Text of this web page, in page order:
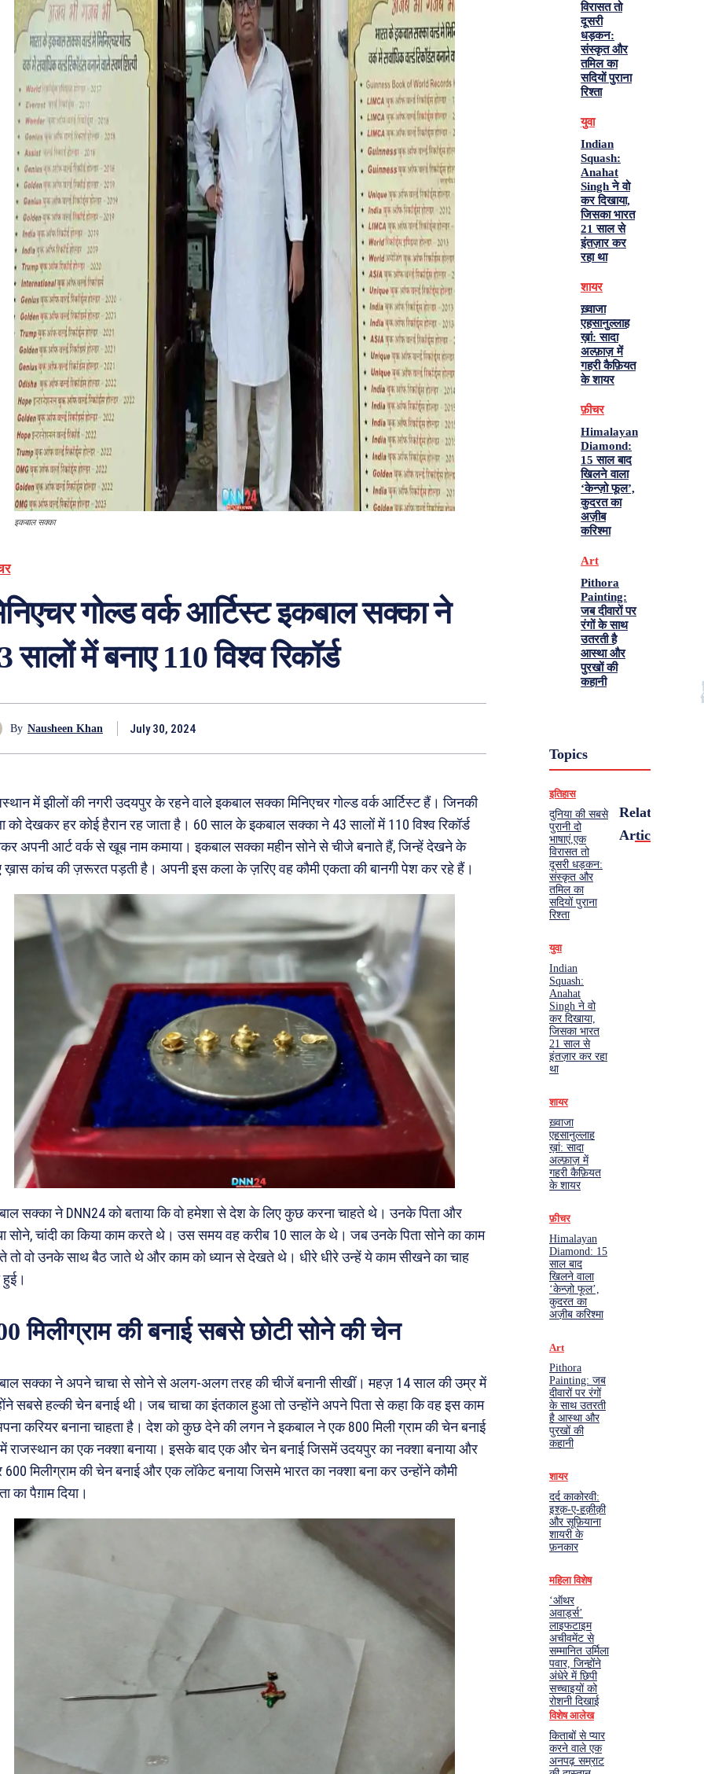
इकबाल सक्का
गोल्ड वर्क आर्टिस्ट इकबाल सक्का ने
सालों में बनाए 110 विश्व रिकॉर्ड
By Nausheen Khan July 30, 2024
में झीलों की नगरी उदयपुर के रहने वाले इकबाल सक्का मिनिएचर गोल्ड वर्क आर्टिस्ट हैं। जिनकी
को देखकर हर कोई हैरान रह जाता है। 60 साल के इकबाल सक्का ने 43 सालों में 110 विश्व रिकॉर्ड
अपनी आर्ट वर्क से खूब नाम कमाया। इकबाल सक्का महीन सोने से चीजे बनाते हैं, जिन्हें देखने के
ख़ास कांच की ज़रूरत पड़ती है। अपनी इस कला के ज़रिए वह कौमी एकता की बानगी पेश कर रहे हैं।
सक्का ने DNN24 को बताया कि वो हमेशा से देश के लिए कुछ करना चाहते थे। उनके पिता और
सोने, चांदी का किया काम करते थे। उस समय वह करीब 10 साल के थे। जब उनके पिता सोने का काम
तो वो उनके साथ बैठ जाते थे और काम को ध्यान से देखते थे। धीरे धीरे उन्हें ये काम सीखने का चाह
हुई।
मिलीग्राम की बनाई सबसे छोटी सोने की चेन
सक्का ने अपने चाचा से सोने से अलग-अलग तरह की चीजें बनानी सीखीं। महज़ 14 साल की उम्र में
सबसे हल्की चेन बनाई थी। जब चाचा का इंतकाल हुआ तो उन्होंने अपने पिता से कहा कि वह इस काम
करियर बनाना चाहता है। देश को कुछ देने की लगन ने इकबाल ने एक 800 मिली ग्राम की चेन बनाई
राजस्थान का एक नक्शा बनाया। इसके बाद एक और चेन बनाई जिसमें उदयपुर का नक्शा बनाया और
600 मिलीग्राम की चेन बनाई और एक लॉकेट बनाया जिसमे भारत का नक्शा बना कर उन्होंने कौमी
का पैग़ाम दिया।
विरासत तो
दूसरी
धड़कन:
संस्कृत और
तमिल का
सदियों पुराना
रिश्ता
युवा
Indian
Squash:
Anahat
Singh ने वो
कर दिखाया,
जिसका भारत
21 साल से
इंतज़ार कर
रहा था
शायर
ख़्वाजा
एहसानुल्लाह
ख़ां: सादा
अल्फ़ाज़ में
गहरी कैफ़ियत
के शायर
फ़ीचर
Himalayan
Diamond:
15 साल बाद
खिलने वाला
‘केन्ज़ो फूल’,
कुदरत का
अज़ीब
करिश्मा
Art
Pithora
Painting:
जब दीवारों पर
रंगों के साथ
उतरती है
आस्था और
पुरखों की
कहानी
Topics
इतिहास
दुनिया की सबसे
पुरानी दो
भाषाएं,एक
विरासत तो
दूसरी धड़कन:
संस्कृत और
तमिल का
सदियों पुराना
रिश्ता
युवा
Indian
Squash:
Anahat
Singh ने वो
कर दिखाया,
जिसका भारत
21 साल से
इंतज़ार कर रहा
था
शायर
ख़्वाजा
एहसानुल्लाह
ख़ां: सादा
अल्फ़ाज़ में
गहरी कैफ़ियत
के शायर
फ़ीचर
Himalayan
Diamond: 15
साल बाद
खिलने वाला
‘केन्ज़ो फूल’,
कुदरत का
अज़ीब करिश्मा
Art
Pithora
Painting: जब
दीवारों पर रंगों
के साथ उतरती
है आस्था और
पुरखों की
कहानी
शायर
दर्द काकोरवी:
इश्क़-ए-हक़ीक़ी
और सूफ़ियाना
शायरी के
फ़नकार
महिला विशेष
‘ऑथर
अवार्ड्स’
लाइफटाइम
अचीवमेंट से
सम्मानित उर्मिला
पवार, जिन्होंने
अंधेरे में छिपी
सच्चाइयों को
रोशनी दिखाई
विशेष आलेख
किताबों से प्यार
करने वाले एक
अनपढ़ सम्राट
Related
Articles